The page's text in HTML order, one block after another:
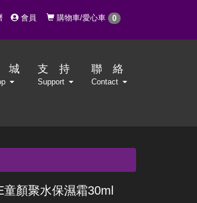
購物車/愛心車 0
會員
城 支 持
Support
聯 絡
Contact
顏聚水保濕霜30ml